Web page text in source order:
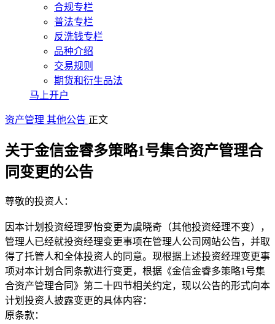
合规专栏
普法专栏
反洗钱专栏
品种介绍
交易规则
期货和衍生品法
马上开户
资产管理 其他公告 正文
关于金信金睿多策略1号集合资产管理合
同变更的公告
尊敬的投资人：
因本计划投资经理罗怡变更为虞晓奇（其他投资经理不变），
管理人已经就投资经理变更事项在管理人公司网站公告，并取
得了托管人和全体投资人的同意。现根据上述投资经理变更事
项对本计划合同条款进行变更，根据《金信金睿多策略1号集
合资产管理合同》第二十四节相关约定，现以公告的形式向本
计划投资人披露变更的具体内容：
原条款：